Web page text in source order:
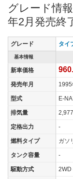
過給機 -
タイヤ
(前)
215/
タイヤサイズ
(後)
街地)
-
WLTCモード(郊
外)
WLTCモード(高
-
グレード情
年2月発売終
グレード タイ
基本情報
新車価格
発売年月 1995
型式 E-
排気量
定格出力 -
燃料タイプ ガソ
タンク容量 -
駆動方式 2WD